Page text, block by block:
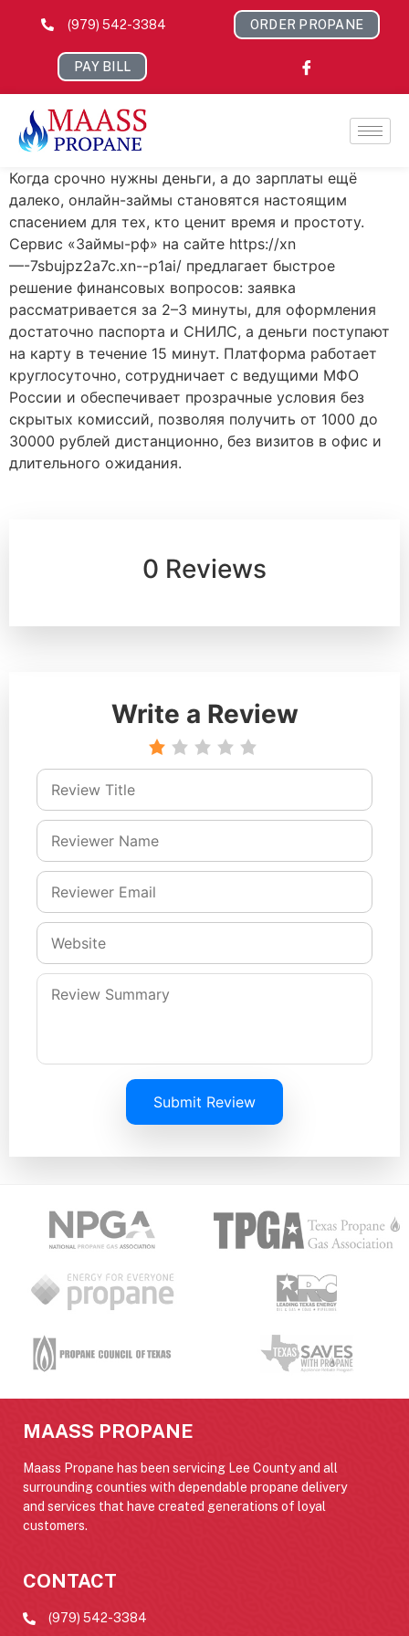
(979) 542-3384 ORDER PROPANE
PAY BILL
Когда срочно нужны деньги, а до зарплаты ещё
далеко, онлайн-займы становятся настоящим
спасением для тех, кто ценит время и простоту.
Сервис «Займы-рф» на сайте https://xn
—-7sbujpz2a7c.xn--p1ai/ предлагает быстрое
решение финансовых вопросов: заявка
рассматривается за 2–3 минуты, для оформления
достаточно паспорта и СНИЛС, а деньги поступают
на карту в течение 15 минут. Платформа работает
круглосуточно, сотрудничает с ведущими МФО
России и обеспечивает прозрачные условия без
скрытых комиссий, позволяя получить от 1000 до
30000 рублей дистанционно, без визитов в офис и
длительного ожидания.
0 Reviews
Write a Review
Submit Review
MAASS PROPANE
Maass Propane has been servicing Lee County and all
surrounding counties with dependable propane delivery
and services that have created generations of loyal
customers.
CONTACT
(979) 542-3384